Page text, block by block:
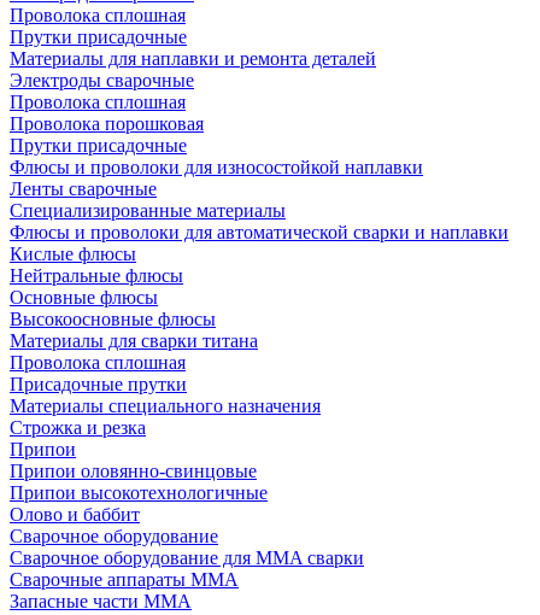
Проволока сплошная
Прутки присадочные
Материалы для наплавки и ремонта деталей
Электроды сварочные
Проволока сплошная
Проволока порошковая
Прутки присадочные
Флюсы и проволоки для износостойкой наплавки
Ленты сварочные
Специализированные материалы
Флюсы и проволоки для автоматической сварки и наплавки
Кислые флюсы
Нейтральные флюсы
Основные флюсы
Высокоосновные флюсы
Материалы для сварки титана
Проволока сплошная
Присадочные прутки
Материалы специального назначения
Строжка и резка
Припои
Припои оловянно-свинцовые
Припои высокотехнологичные
Олово и баббит
Сварочное оборудование
Сварочное оборудование для MMA сварки
Сварочные аппараты MMA
Запасные части MMA